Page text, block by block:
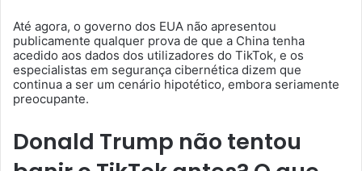
Até agora, o governo dos EUA não apresentou
publicamente qualquer prova de que a China tenha
acedido aos dados dos utilizadores do TikTok, e os
especialistas em segurança cibernética dizem que
continua a ser um cenário hipotético, embora seriamente
preocupante.
Donald Trump não tentou